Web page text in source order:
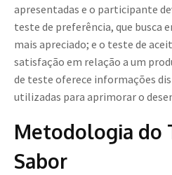
apresentadas e o participante
teste de preferência, que busca
mais apreciado; e o teste de
satisfação em relação a um
de teste oferece informações
utilizadas para aprimorar o
Metodologia do
Sabor